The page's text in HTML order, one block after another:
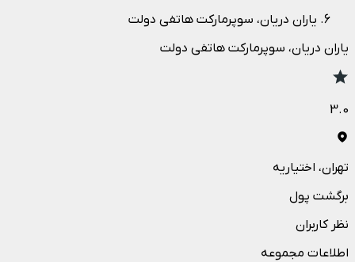
یاران دریان، سوپرمارکت هاتفی دولت
یاران دریان، سوپرمارکت هاتفی دولت
3.0
تهران، اختیاریه
برگشت پول
نظر کاربران
اطلاعات مجموعه